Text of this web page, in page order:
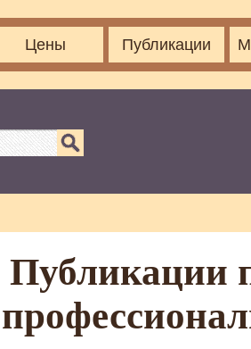
Цены Публикации
Публикации